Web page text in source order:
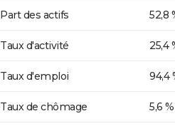
Part des actifs 52,8
Taux d'activité 25,4
Taux d'emploi 94,4
Taux de chômage 5,6 %